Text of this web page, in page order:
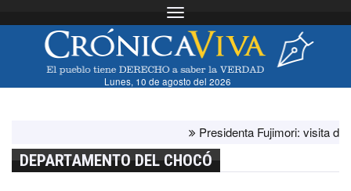
Toggle navigation
Lunes, 10 de agosto del 2026
Presidenta Fujimori: visita del
DEPARTAMENTO DEL CHOCÓ